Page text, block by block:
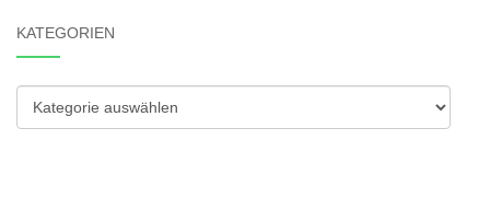
KATEGORIEN
Kategorien